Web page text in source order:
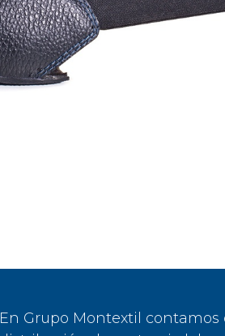
En Grupo Montextil